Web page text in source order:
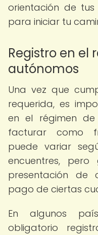
orientación de
para iniciar tu
Registro en el
autónomos
Una vez que
requerida, es
en el régimen
facturar como
puede variar
encuentres, pero
presentación de
pago de ciertas
En algunos
obligatorio